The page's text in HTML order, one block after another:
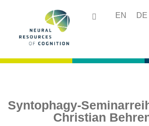
EN DE
Syntophagy-
Christian